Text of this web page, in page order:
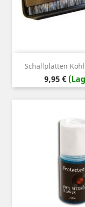
Schallplatten
Preis
9,95 €